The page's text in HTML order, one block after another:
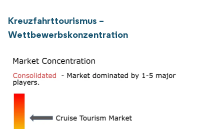
Kreuzfahrttourismus –
Wettbewerbskonzentration